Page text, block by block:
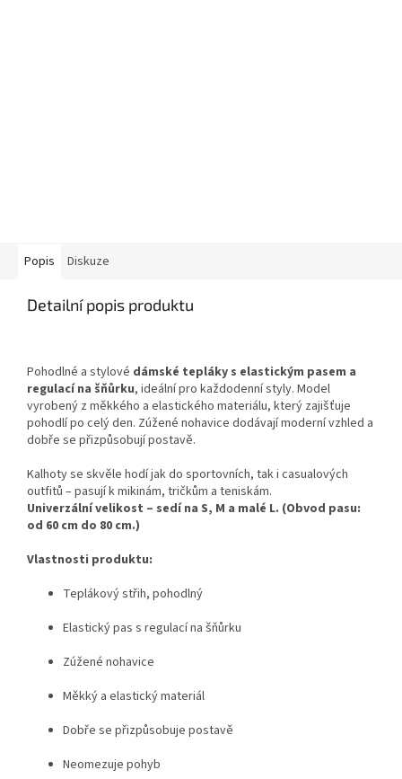
Popis Diskuze
Detailní popis produktu
Pohodlné a stylové dámské tepláky s elastickým pasem a
regulací na šňůrku, ideální pro každodenní styly. Model
vyrobený z měkkého a elastického materiálu, který zajišťuje
pohodlí po celý den. Zúžené nohavice dodávají moderní vzhled a
dobře se přizpůsobují postavě.
Kalhoty se skvěle hodí jak do sportovních, tak i casualových
outfitů – pasují k mikinám, tričkům a teniskám.
Univerzální velikost – sedí na S, M a malé L. (Obvod pasu:
od 60 cm do 80 cm.)
Vlastnosti produktu:
Teplákový střih, pohodlný
Elastický pas s regulací na šňůrku
Zúžené nohavice
Měkký a elastický materiál
Dobře se přizpůsobuje postavě
Neomezuje pohyb